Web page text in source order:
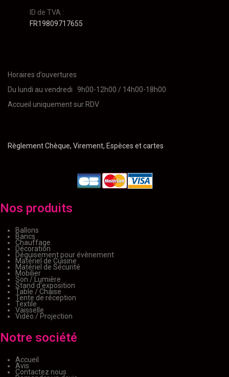
ID de TVA :
FR19809717655
Horaires d’ouvertures
Du lundi au vendredi 9h00-12h00 / 14h00-18h00
Accueil uniquement sur RDV
Règlement Chèque, Virement, Espèces et cartes
Nos produits
Ballons
Bancs
Chauffage
Décoration
Déguisement pour évènement
Matériel de Cuisine
Matériel de Sécurité
Mobilier
Son / Lumière
Stand d'exposition
Table / Chaise
Tente de réception
Textile
Vaisselle
Vidéo / Projection
Notre société
Accueil
Avis
Contactez nous